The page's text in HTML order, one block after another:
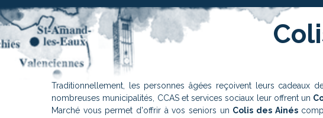
Traditionnellement, les personnes âgées reçoivent leurs
nombreuses municipalités, CCAS et services sociaux leur offrent un
Marché vous permet d'offrir à vos seniors un Colis des Ainés